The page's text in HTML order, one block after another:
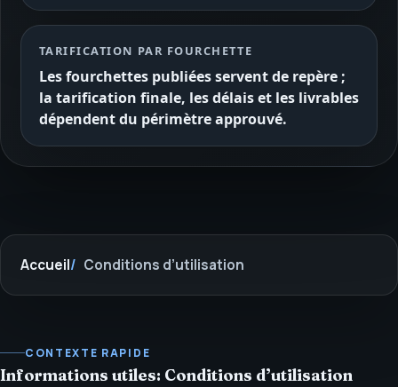
TARIFICATION PAR FOURCHETTE
Les fourchettes publiées servent de repère ;
la tarification finale, les délais et les livrables
dépendent du périmètre approuvé.
Accueil Conditions d’utilisation
CONTEXTE RAPIDE
Informations utiles: Conditions d’utilisation